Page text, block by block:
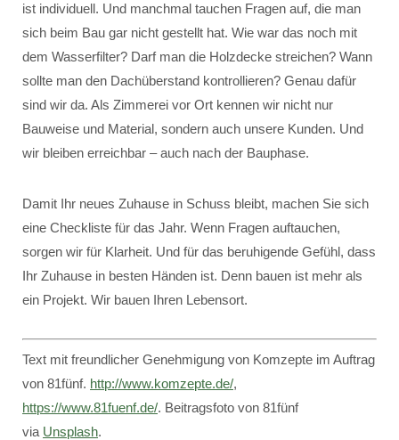
ist individuell. Und manchmal tauchen Fragen auf, die man
sich beim Bau gar nicht gestellt hat. Wie war das noch mit
dem Wasserfilter? Darf man die Holzdecke streichen? Wann
sollte man den Dachüberstand kontrollieren? Genau dafür
sind wir da. Als Zimmerei vor Ort kennen wir nicht nur
Bauweise und Material, sondern auch unsere Kunden. Und
wir bleiben erreichbar – auch nach der Bauphase.
Damit Ihr neues Zuhause in Schuss bleibt, machen Sie sich
eine Checkliste für das Jahr. Wenn Fragen auftauchen,
sorgen wir für Klarheit. Und für das beruhigende Gefühl, dass
Ihr Zuhause in besten Händen ist. Denn bauen ist mehr als
ein Projekt. Wir bauen Ihren Lebensort.
Text mit freundlicher Genehmigung von Komzepte im Auftrag
von 81fünf. http://www.komzepte.de/,
https://www.81fuenf.de/. Beitragsfoto von 81fünf
via Unsplash.